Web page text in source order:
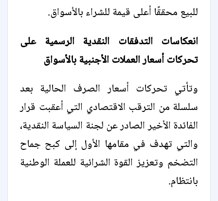
للبيع محققًا أعلى قيمة للشراء بالأسواق.
انعكاسات التدفقات النقدية الرسمية على
تحركات أسعار العملات الأجنبية بالأسواق
وتأتي تحركات أسعار الصرف الحالية بعد
سلسلة من الترقب الاقتصادي التي أعقبت قرار
الفائدة الأخير الصادر عن لجنة السياسة النقدية،
والتي تهدف في مقامها الأول إلى كبح جماح
التضخم وتعزيز القوة الشرائية للعملة الوطنية
بانتظام.